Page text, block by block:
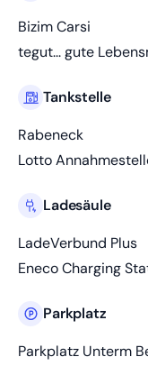
Bizim Carsi
tegut... gute
Tankstelle
Rabeneck
Lotto
Ladesäule
LadeVerbund Plus
Eneco Charging
Parkplatz
Parkplatz Unterm